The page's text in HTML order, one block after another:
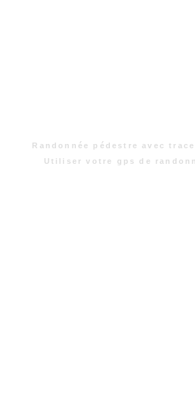
Randonnée pédestre avec
Utiliser votre gps de